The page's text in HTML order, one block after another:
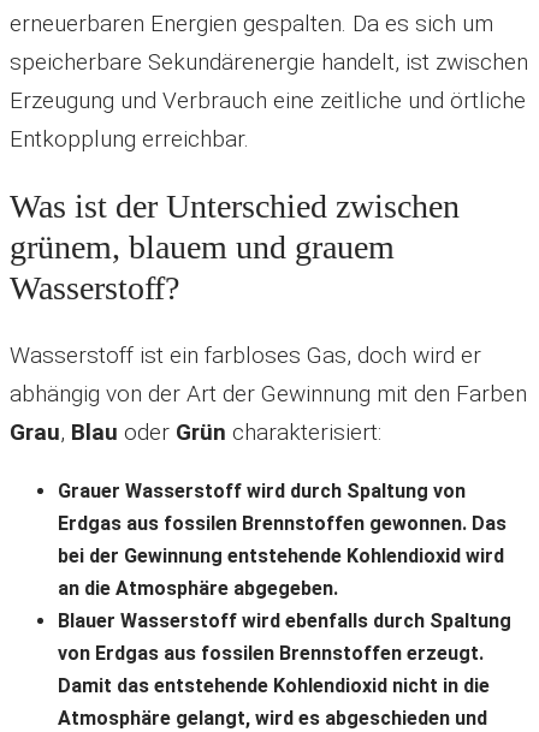
erneuerbaren Energien gespalten. Da es sich um
speicherbare Sekundärenergie handelt, ist zwischen
Erzeugung und Verbrauch eine zeitliche und örtliche
Entkopplung erreichbar.
Was ist der Unterschied zwischen
grünem, blauem und grauem
Wasserstoff?
Wasserstoff ist ein farbloses Gas, doch wird er
abhängig von der Art der Gewinnung mit den Farben
Grau, Blau oder Grün charakterisiert:
Grauer Wasserstoff wird durch Spaltung von
Erdgas aus fossilen Brennstoffen gewonnen. Das
bei der Gewinnung entstehende Kohlendioxid wird
an die Atmosphäre abgegeben.
Blauer Wasserstoff wird ebenfalls durch Spaltung
von Erdgas aus fossilen Brennstoffen erzeugt.
Damit das entstehende Kohlendioxid nicht in die
Atmosphäre gelangt, wird es abgeschieden und